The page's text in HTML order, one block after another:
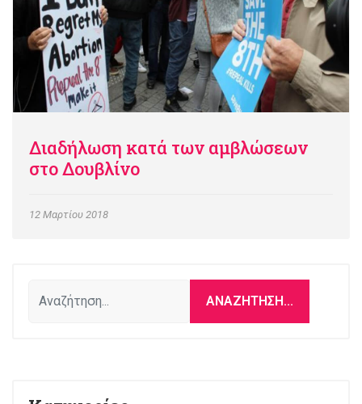
Διαδήλωση κατά των αμβλώσεων
στο Δουβλίνο
12 Μαρτίου 2018
ΑΝΑΖΉΤΗΣΗ...